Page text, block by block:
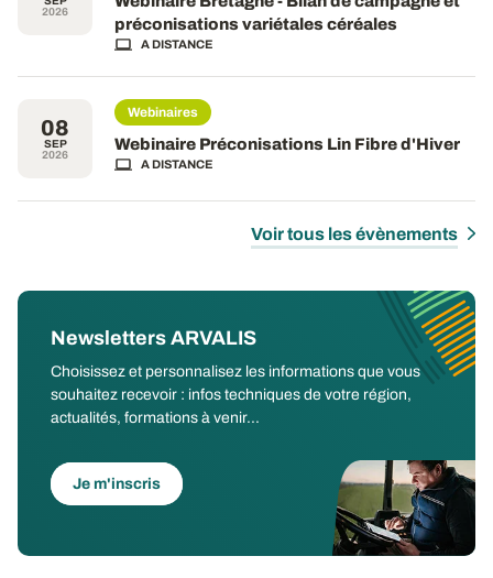
2026
préconisations variétales céréales
A DISTANCE
08
SEP
2026
Webinaires
Webinaire Préconisations Lin Fibre d'Hiver
A DISTANCE
Voir tous les évènements
Newsletters ARVALIS
Choisissez et personnalisez les informations que vous
souhaitez recevoir : infos techniques de votre région,
actualités, formations à venir...
Je m'inscris